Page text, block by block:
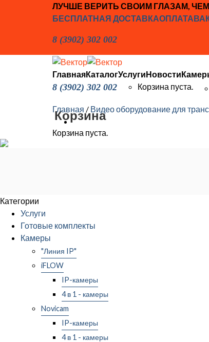
ЛУЧШЕ ВЕРИТЬ СВОИМ ГЛАЗАМ,
БЕСПЛАТНАЯ ДОСТАВКАОПЛАТА
8 (3902) 302 002
ГлавнаяКаталогУслугиНовости
8 (3902) 302 002 Корзина пуста.
Корзина
Корзина пуста.
Главная / Видео оборудование для
Категории
Услуги
Готовые комплекты
Камеры
"Линия IP"
iFLOW
IP-камеры
4 в 1 - камеры
Novicam
IP-камеры
4 в 1 - камеры